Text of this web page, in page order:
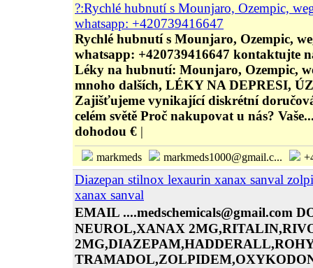
?:Rychlé hubnutí s Mounjaro, Ozempic,
whatsapp: +420739416647
Rychlé hubnutí s Mounjaro, Ozempic,
whatsapp: +420739416647 kontaktujte
Léky na hubnutí: Mounjaro, Ozempic,
mnoho dalších, LÉKY NA DEPRESI,
Zajišťujeme vynikající diskrétní
celém světě Proč nakupovat u nás?
dohodou € |
markmeds markmeds1000@gmail.c...
Diazepan stilnox lexaurin xanax sanval
xanax sanval
EMAIL ....medschemicals@gmail.com
NEUROL,XANAX